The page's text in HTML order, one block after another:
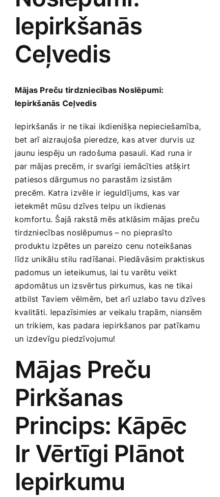
Jaunākie pārdevēji
Pirktākās preces
Raksti
Grāmatas
Gudrā māja
Mājai un remontam
Mājražotājiem
Mājsaimniecības preces
Mēbeles un interjers
Medicīnas preces
Mobilie telefoni, planšetdatori
Pakalpojumi
Pārtikas preces
Preces pieaugušajiem
Rotaļlietas, bērnu preces
Smaržas, kosmētika
Sports, tūrisms un atpūta
Iepirkšanās
Ceļvedis
Mājas Preču tirdzniecības Noslēpumi:
Iepirkšanās Ceļvedis
Iepirkšanās ir ne tikai ikdienišķa nepieciešamība, ​
bet arī aizraujoša pieredze,⁢ kas atver durvis ⁤uz
jaunu⁤ iespēju ⁤un radošuma pasauli. Kad runa ​ir
par mājas precēm, ir svarīgi​ iemācīties atšķirt‍
patiesos dārgumus no parastām‌ izsistām
precēm. Katra izvēle ir ieguldījums, kas var
ietekmēt mūsu dzīves telpu ⁣un ikdienas
komfortu. Šajā rakstā mēs atklāsim mājas preču
tirdzniecības noslēpumus – no pieprasīto
produktu izpētes‌ un pareizo cenu noteikšanas
līdz unikālu stilu ⁣radīšanai. Piedāvāsim praktiskus
padomus un ieteikumus, lai tu varētu veikt ​
apdomātus un izsvērtus pirkumus, kas ne tikai
atbilst Taviem ‍vēlmēm, bet arī uzlabo tavu dzīves
kvalitāti. Iepazīsimies ar veikalu trapām, niansēm
un trikiem, kas ⁣padara⁤ iepirkšanos par patīkamu
un ⁣izdevīgu piedzīvojumu!
Mājas Preču
Pirkšanas
‌Princips: Kāpēc
Ir Vērtīgi Plānot‌
Iepirkumu